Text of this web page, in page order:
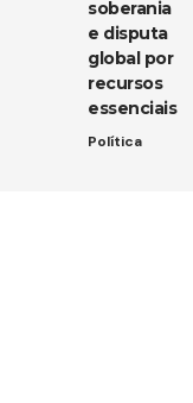
soberania
e disputa
global por
recursos
essenciais
Política